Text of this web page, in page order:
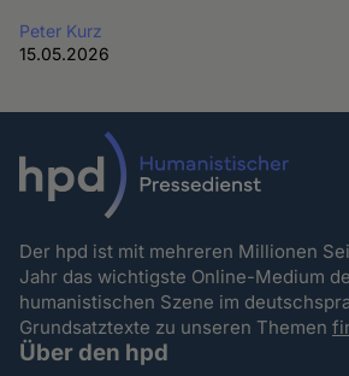
Peter Kurz
15.05.2026
Der hpd ist mit mehreren Millionen
Jahr das wichtigste Online-Medium
humanistischen Szene im
Grundsatztexte zu unseren Themen
Über den hpd